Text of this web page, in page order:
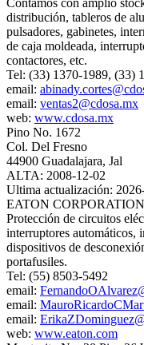
distribución, tableros de
pulsadores, gabinetes,
de caja moldeada,
contactores, etc.
Tel: (33) 1370-1989, (33)
email:
email: ventas2@cdosa.mx
web: www.cdosa.mx
Pino No. 1672
Col. Del Fresno
44900 Guadalajara, Jal
ALTA: 2008-12-02
Ultima actualización:
EATON CORPORATION
Protección de circuitos
interruptores automáticos,
dispositivos de
portafusiles.
Tel: (55) 8503-5492
email:
email:
email:
web: www.eaton.com